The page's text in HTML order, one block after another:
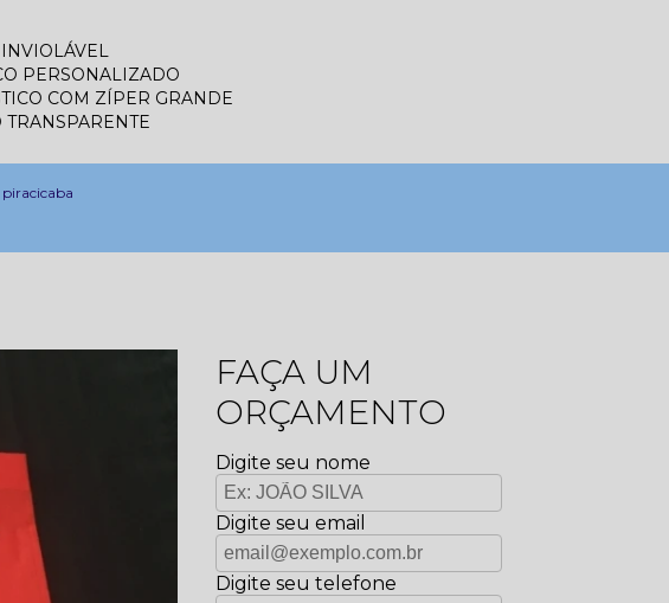
INVIOLÁVEL
PERSONALIZADO
COM ZÍPER GRANDE
TRANSPARENTE
piracicaba
FAÇA UM
ORÇAMENTO
Digite seu nome
Digite seu email
Digite seu telefone